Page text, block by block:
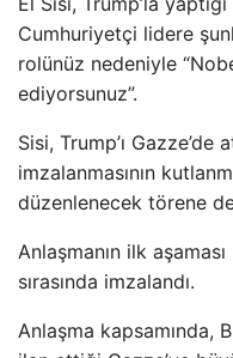
Cumhuriyetçi lidere
rolünüz nedeniyle
ediyorsunuz”.
Sisi, Trump’ı Gazze’de
imzalanmasının
düzenlenecek törene
Anlaşmanın ilk
sırasında imzalandı.
Anlaşma kapsamında,